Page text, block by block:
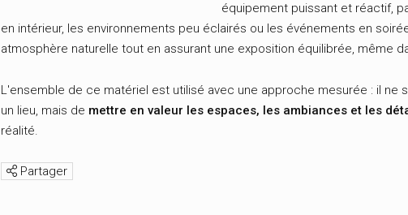
équipement puissant et réactif,
en intérieur, les environnements peu éclairés ou les événements en
atmosphère naturelle tout en assurant une exposition équilibrée, même
L'ensemble de ce matériel est utilisé avec une approche mesurée : il ne
un lieu, mais de mettre en valeur les espaces, les ambiances et les
réalité.
Partager